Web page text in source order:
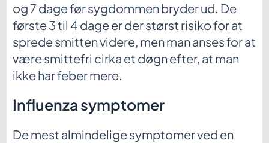
og 7 dage før sygdommen bryder ud. De
første 3 til 4 dage er der størst risiko for at
sprede smitten videre, men man anses for at
være smittefri cirka et døgn efter, at man
ikke har feber mere.
Influenza symptomer
De mest almindelige symptomer ved en